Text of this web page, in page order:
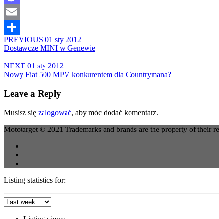
Mastodon
Email
Share
PREVIOUS 01 sty 2012
Dostawcze MINI w Genewie
NEXT 01 sty 2012
Nowy Fiat 500 MPV konkurentem dla Countrymana?
Leave a Reply
Musisz się zalogować, aby móc dodać komentarz.
Mototarget © 2021 Trademarks and brands are the property of their
Listing statistics for: